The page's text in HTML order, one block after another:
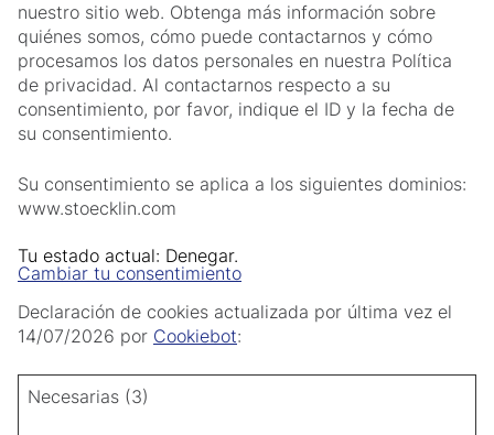
nuestro sitio web. Obtenga más información sobre
quiénes somos, cómo puede contactarnos y cómo
procesamos los datos personales en nuestra Política
de privacidad. Al contactarnos respecto a su
consentimiento, por favor, indique el ID y la fecha de
su consentimiento.
Su consentimiento se aplica a los siguientes dominios:
www.stoecklin.com
Tu estado actual: Denegar.
Cambiar tu consentimiento
Declaración de cookies actualizada por última vez el
14/07/2026 por Cookiebot:
Necesarias (3)